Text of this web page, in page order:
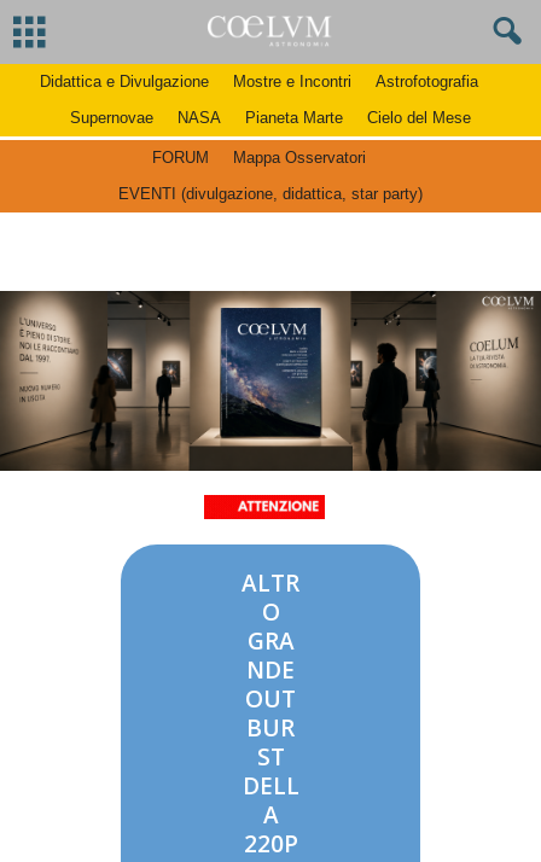
Didattica e Divulgazione Mostre e Incontri
Astrofotografia
Supernovae
NASA Pianeta Marte Cielo del Mese
FORUM
Mappa Osservatori
EVENTI (divulgazione, didattica, star party)
ALTR
O
GRA
NDE
OUT
BUR
ST
DELL
A
220P